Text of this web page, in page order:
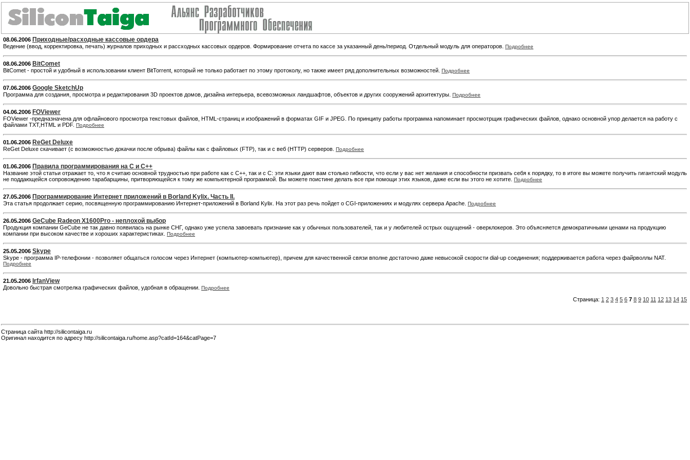
08.06.2006 Приходные/расходные кассовые ордера
Ведение (ввод, корректировка, печать) журналов приходных и рассходных кассовых ордеров. Формирование отчета по кассе за указанный день/период. Отдельный модуль для операторов. Подробнее
08.06.2006 BitComet
BitComet - простой и удобный в использовании клиент BitTorrent, который не только работает по этому протоколу, но также имеет ряд дополнительных возможностей. Подробнее
07.06.2006 Google SketchUp
Программа для создания, просмотра и редактирования 3D проектов домов, дизайна интерьера, всевозможных ландшафтов, объектов и других сооружений архитектуры. Подробнее
04.06.2006 FOViewer
FOViewer -предназначена для офлайнового просмотра текстовых файлов, HTML-страниц и изображений в форматах GIF и JPEG. По принципу работы программа напоминает просмотрщик графических файлов, однако основной упор делается на работу с
файлами TXT,HTML и PDF. Подробнее
01.06.2006 ReGet Deluxe
ReGet Deluxe скачивает (с возможностью докачки после обрыва) файлы как с файловых (FTP), так и с веб (HTTP) серверов. Подробнее
01.06.2006 Правила программирования на С и С++
Название этой статьи отражает то, что я считаю основной трудностью при работе как с С++, так и с С: эти языки дают вам столько гибкости, что если у вас нет желания и способности призвать себя к порядку, то в итоге вы можете получить гигантский модуль
не поддающейся сопровождению тарабарщины, притворяющейся к тому же компьютерной программой. Вы можете поистине делать все при помощи этих языков, даже если вы этого не хотите. Подробнее
27.05.2006 Программирование Интернет приложений в Borland Kylix. Часть II.
Эта статья продолжает серию, посвященную программированию Интернет-приложений в Borland Kylix. На этот раз речь пойдет о CGI-приложениях и модулях сервера Apache. Подробнее
26.05.2006 GeCube Radeon X1600Pro - неплохой выбор
Продукция компании GeCube не так давно появилась на рынке СНГ, однако уже успела завоевать признание как у обычных пользователей, так и у любителей острых ощущений - оверклокеров. Это объясняется демократичными ценами на продукцию
компании при высоком качестве и хороших характеристиках. Подробнее
25.05.2006 Skype
Skype - программа IP-телефонии - позволяет общаться голосом через Интернет (компьютер-компьютер), причем для качественной связи вполне достаточно даже невысокой скорости dial-up соединения; поддерживается работа через файрволлы NAT.
Подробнее
21.05.2006 IrfanView
Довольно быстрая смотрелка графических файлов, удобная в обращении. Подробнее
Страница: 1 2 3 4 5 6 7 8 9 10 11 12 13 14 15
Страница сайта http://silicontaiga.ru
Оригинал находится по адресу http://silicontaiga.ru/home.asp?catId=164&catPage=7